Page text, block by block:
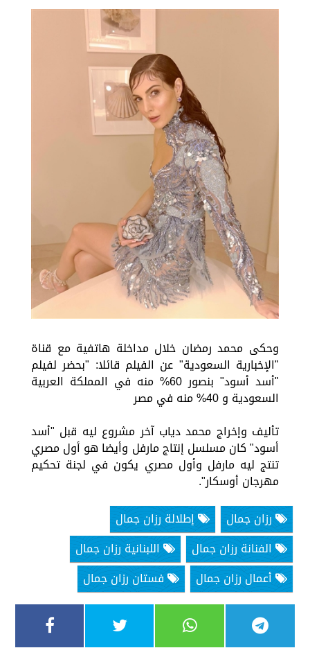
وحكى محمد رمضان خلال مداخلة هاتفية مع قناة
"الإخبارية السعودية" عن الفيلم قائلا: "بحضر لفيلم
"أسد أسود" بنصور 60% منه في المملكة العربية
السعودية و 40% منه في مصر
تأليف وإخراج محمد دياب آخر مشروع ليه قبل "أسد
أسود" كان مسلسل إنتاج مارفل وأيضا هو أول مصري
تنتج ليه مارفل وأول مصري يكون في لجنة تحكيم
مهرجان أوسكار".
رزان جمال
إطلالة رزان جمال
الفنانة رزان جمال
اللبنانية رزان جمال
أعمال رزان جمال
فستان رزان جمال